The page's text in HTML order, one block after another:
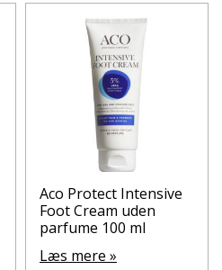
Aco Protect Intensive
Foot Cream uden
parfume 100 ml
Læs mere »